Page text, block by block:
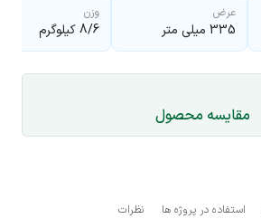
عرض
335 میلی متر
وزن
8/6 کیلوگرم
مقایسه محصول
استفاده در پروژه ها نظرات